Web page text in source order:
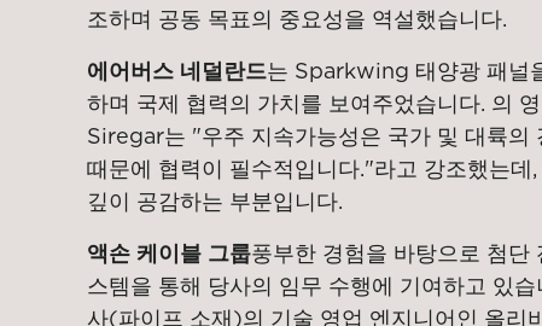
조하며 공동 목표의 중요성을 역설했습니다.
에어버스 네덜란드는 Sparkwing 태양광 패널
하며 국제 협력의 가치를 보여주었습니다. 의
Siregar는 "우주 지속가능성은 국가 및 대륙의
때문에 협력이 필수적입니다."라고 강조했는
깊이 공감하는 부분입니다.
액손 케이블 그룹풍부한 경험을 바탕으로 첨단
스템을 통해 당사의 임무 수행에 기여하고 있
사(파이프 소재)의 기술 영업 엔지니어인 올리